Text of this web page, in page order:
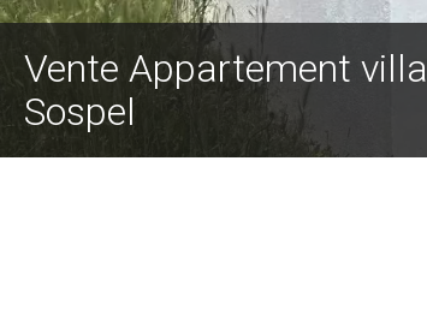
Vente Appartement villa
Sospel